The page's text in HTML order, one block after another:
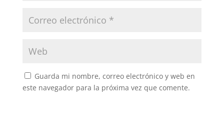
Guarda mi nombre, correo electrónico y web en
este navegador para la próxima vez que comente.